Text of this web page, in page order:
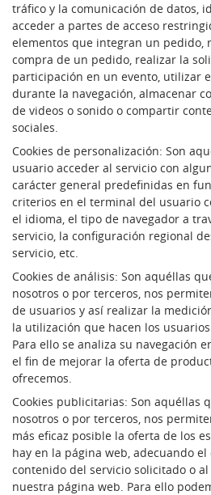
tráfico y la comunicación de datos,
acceder a partes de acceso
elementos que integran un pedido,
compra de un pedido, realizar la
participación en un evento, utilizar
durante la navegación, almacenar
de videos o sonido o compartir
sociales.
Cookies de personalización: Son
usuario acceder al servicio con
carácter general predefinidas en
criterios en el terminal del usuario
el idioma, el tipo de navegador a
servicio, la configuración regional
servicio, etc.
Cookies de análisis: Son aquéllas
nosotros o por terceros, nos
de usuarios y así realizar la
la utilización que hacen los
Para ello se analiza su navegación
el fin de mejorar la oferta de
ofrecemos.
Cookies publicitarias: Son aquéllas
nosotros o por terceros, nos
más eficaz posible la oferta de los
hay en la página web, adecuando
contenido del servicio solicitado o
nuestra página web. Para ello